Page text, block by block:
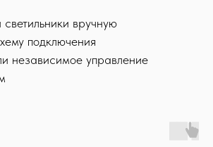
светильники вручную
подключения
независимое управление